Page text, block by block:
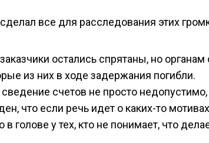
все для расследования этих
остались спрятаны, но
из них в ходе задержания погибли.
сведение счетов не просто
что если речь идет о каких-то
в голове у тех, кто не понимает, что